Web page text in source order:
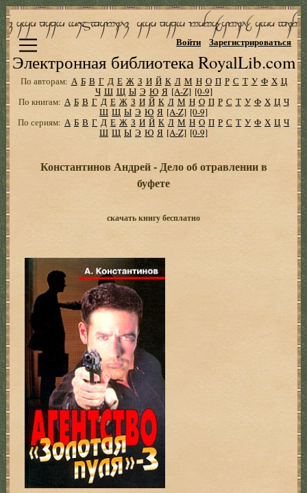
Электронная библиотека RoyalLib.com
Войти Зарегистрироваться
По авторам: А Б В Г Д Е Ж З И Й К Л М Н О П Р С Т У Ф Х Ц
Ч Ш Щ Ы Э Ю Я [A-Z] [0-9]
По книгам: А Б В Г Д Е Ж З И Й К Л М Н О П Р С Т У Ф Х Ц Ч
Ш Щ Ы Э Ю Я [A-Z] [0-9]
По сериям: А Б В Г Д Е Ж З И Й К Л М Н О П Р С Т У Ф Х Ц Ч
Ш Щ Ы Э Ю Я [A-Z] [0-9]
Константинов Андрей - Дело об отравлении в
буфете
скачать книгу бесплатно